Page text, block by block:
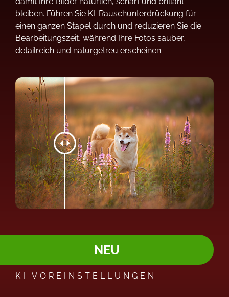
bleiben. Führen Sie KI-Rauschunterdrückung für
einen ganzen Stapel durch und reduzieren Sie die
Bearbeitungszeit, während Ihre Fotos sauber,
detailreich und naturgetreu erscheinen.
NEU
KI VOREINSTELLUNGEN